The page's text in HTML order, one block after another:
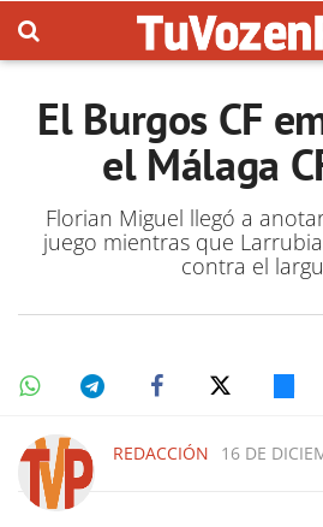
El Burgos CF
el Málaga
Florian Miguel llegó a
juego mientras que
contra el
REDACCIÓN 16 DE